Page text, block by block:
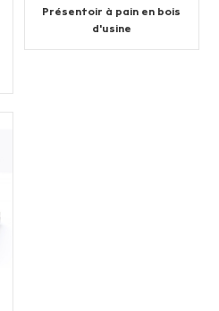
Présentoir à pain en bois
d'usine